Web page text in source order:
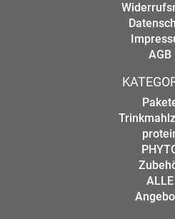
AGB
ALLE